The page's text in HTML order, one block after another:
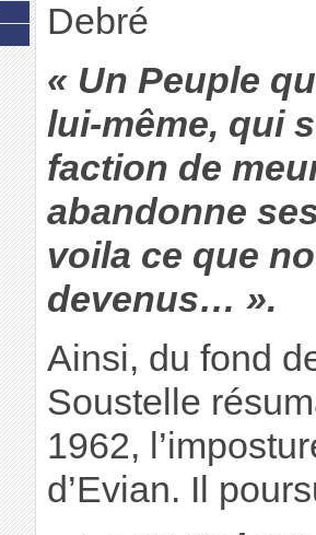
Debré
« Un Peuple
lui-même, qui
faction de
abandonne
voila ce que
devenus… ».
Ainsi, du fond
Soustelle
1962,
d’Evian. Il